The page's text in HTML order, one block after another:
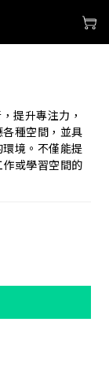
提升專注力，
種空間，並具
境。不僅能提
或學習空間的